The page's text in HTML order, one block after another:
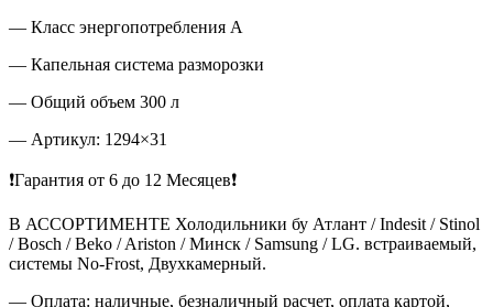
— Класс энергопотребления A
— Капельная система разморозки
— Общий объем 300 л
— Артикул: 1294×31
❗Гарантия от 6 до 12 Месяцев❗
В АССОРТИМЕНТЕ Холодильники бу Атлант / Indesit / Stinol
/ Bosch / Beko / Ariston / Минск / Samsung / LG. встраиваемый,
системы No-Frost, Двухкамерный.
— Оплата: наличные, безналичный расчет, оплата картой,